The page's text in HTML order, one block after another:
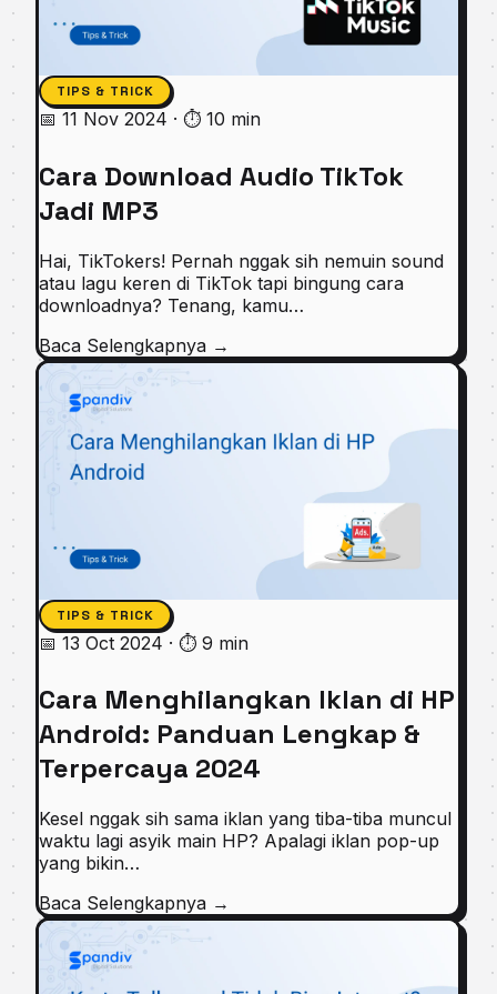
TIPS & TRICK
📅 11 Nov 2024 · ⏱ 10 min
Cara Download Audio TikTok
Jadi MP3
Hai, TikTokers! Pernah nggak sih nemuin sound
atau lagu keren di TikTok tapi bingung cara
downloadnya? Tenang, kamu…
Baca Selengkapnya →
TIPS & TRICK
📅 13 Oct 2024 · ⏱ 9 min
Cara Menghilangkan Iklan di HP
Android: Panduan Lengkap &
Terpercaya 2024
Kesel nggak sih sama iklan yang tiba-tiba muncul
waktu lagi asyik main HP? Apalagi iklan pop-up
yang bikin…
Baca Selengkapnya →